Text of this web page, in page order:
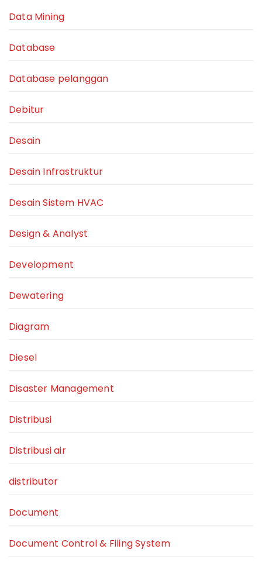
Data Mining
Database
Database pelanggan
Debitur
Desain
Desain Infrastruktur
Desain Sistem HVAC
Design & Analyst
Development
Dewatering
Diagram
Diesel
Disaster Management
Distribusi
Distribusi air
distributor
Document
Document Control & Filing System